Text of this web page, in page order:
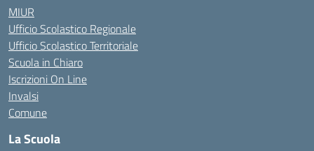
MIUR
Ufficio Scolastico Regionale
Ufficio Scolastico Territoriale
Scuola in Chiaro
Iscrizioni On Line
Invalsi
Comune
La Scuola